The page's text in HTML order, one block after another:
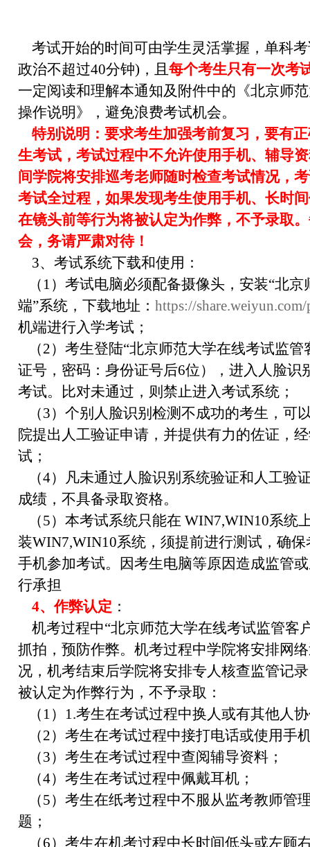
考试开始的时间可由学生灵活掌握，单科
政治不超过40分钟)，且 每个考生只有一次考
一定阅读和理解本通知及附件中的《北京师
操作说明》，避免浪费考试机会。
特别说明：要求考生加强考前复习，要有
生考试，考试过程中不允许使用手机、辅导
间学院将安排巡考老师随时检查考试情况，
考试全过程，如果发现考生使用手机、长时
在镜头前等行为将被认定为作弊，不予录取
会，务请严肃对待！
3、考试系统下载和使用：
（1）考试电脑必须配备摄像头，安装“北
端”系统，下载地址： https://
机端进行入学考试；
（2）考生登陆“北京师范大学在线考试监管
证号，密码：身份证号后6位），进入人脸识
考试。比对未通过，则禁止进入考试系统；
（3）个别人脸识别检测不成功的考生，可
院提出人工验证申请，并提供有力的佐证，
试；
（4）凡未通过人脸识别系统验证和人工验
成绩，不具备录取资格。
（5）本考试系统只能在 WIN7,WIN10系统
装WIN7,WIN10系统，须提前进行测试，确
手机参加考试。因考生电脑等原因造成监管
行承担
4、作弊认定 ：
机考过程中“北京师范大学在线考试监管客
抓拍，预防作弊。机考过程中学院将安排网
况，机考结束后学院将安排专人核查监管记
被认定为作弊行为，不予录取：
（1）1.考生在考试过程中换人或有其他人
（2）考生在考试过程中接打电话或使用手
（3）考生在考试过程中查阅辅导资料；
（4）考生在考试过程中佩戴耳机；
（5）考生在纸考过程中不服从监考教师管
题；
（6）考生在机考过程中长时间低头或左顾